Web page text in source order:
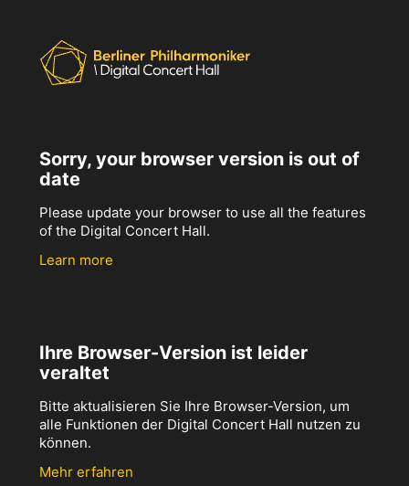
Sorry, your browser version is out of
date
Please update your browser to use all the features
of the Digital Concert Hall.
Learn more
Ihre Browser-Version ist leider
veraltet
Bitte aktualisieren Sie Ihre Browser-Version, um
alle Funktionen der Digital Concert Hall nutzen zu
können.
Mehr erfahren